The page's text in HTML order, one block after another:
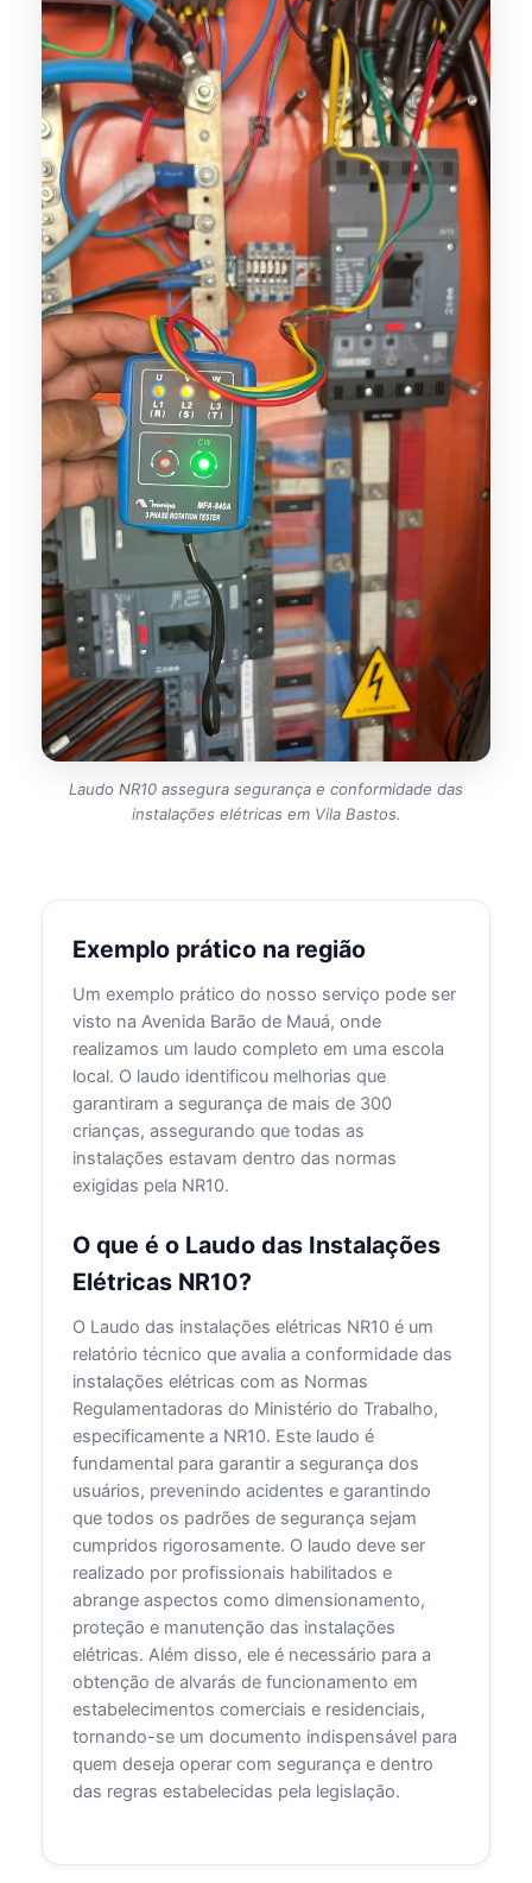
Laudo NR10 assegura segurança e conformidade das
instalações elétricas em Vila Bastos.
Exemplo prático na região
Um exemplo prático do nosso serviço pode ser
visto na Avenida Barão de Mauá, onde
realizamos um laudo completo em uma escola
local. O laudo identificou melhorias que
garantiram a segurança de mais de 300
crianças, assegurando que todas as
instalações estavam dentro das normas
exigidas pela NR10.
O que é o Laudo das Instalações
Elétricas NR10?
O Laudo das instalações elétricas NR10 é um
relatório técnico que avalia a conformidade das
instalações elétricas com as Normas
Regulamentadoras do Ministério do Trabalho,
especificamente a NR10. Este laudo é
fundamental para garantir a segurança dos
usuários, prevenindo acidentes e garantindo
que todos os padrões de segurança sejam
cumpridos rigorosamente. O laudo deve ser
realizado por profissionais habilitados e
abrange aspectos como dimensionamento,
proteção e manutenção das instalações
elétricas. Além disso, ele é necessário para a
obtenção de alvarás de funcionamento em
estabelecimentos comerciais e residenciais,
tornando-se um documento indispensável para
quem deseja operar com segurança e dentro
das regras estabelecidas pela legislação.